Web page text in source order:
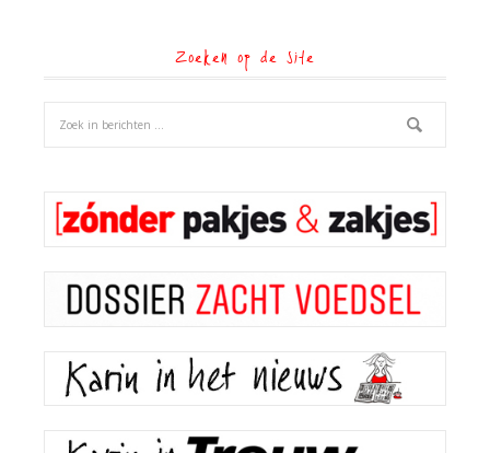
Zoeken op de site